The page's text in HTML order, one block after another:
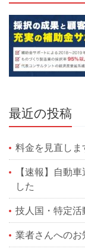
最近の投稿
料金を見直しま
【速報】自動
した
技人国・特定活
業者さんへのお